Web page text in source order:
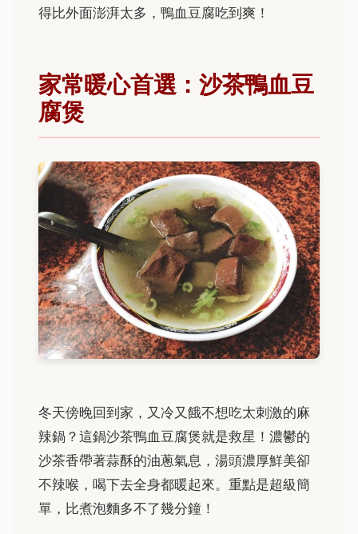
得比外面澎湃太多，鴨血豆腐吃到爽！
家常暖心首選：沙茶鴨血豆
腐煲
冬天傍晚回到家，又冷又餓不想吃太刺激的麻
辣鍋？這鍋沙茶鴨血豆腐煲就是救星！濃鬱的
沙茶香帶著蒜酥的油蔥氣息，湯頭濃厚鮮美卻
不辣喉，喝下去全身都暖起來。重點是超級簡
單，比煮泡麵多不了幾分鐘！